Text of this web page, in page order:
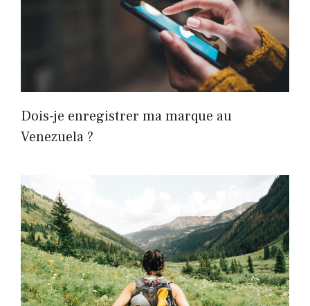
Dois-je enregistrer ma marque au
Venezuela ?